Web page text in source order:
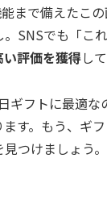
まで備えたこ
SNSでも「こ
評価を獲得し
ギフトに最適
す。もう、ギ
つけましょう。